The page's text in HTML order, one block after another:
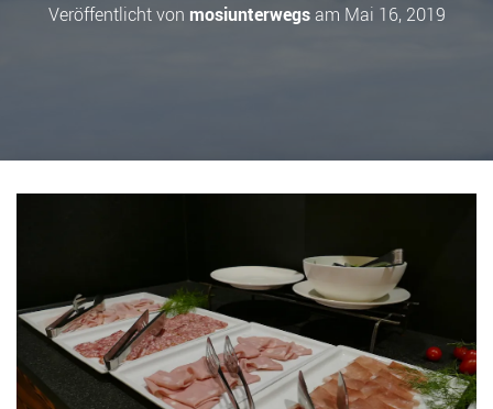
Veröffentlicht von mosiunterwegsam Mai 16, 2019